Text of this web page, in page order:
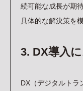
続可能な成長が期
具体的な解決策を
3. DX導入
DX（デジタルトラ